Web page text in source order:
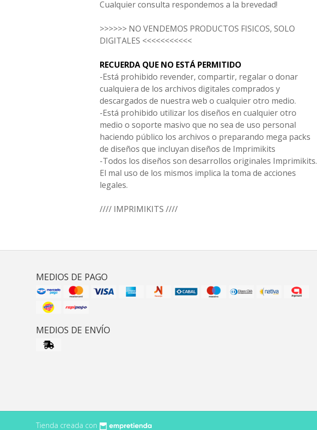
Cualquier consulta respondemos a la brevedad!
>>>>>> NO VENDEMOS PRODUCTOS FISICOS, SOLO
DIGITALES <<<<<<<<<<<
RECUERDA QUE NO ESTÁ PERMITIDO
-Está prohibido revender, compartir, regalar o donar
cualquiera de los archivos digitales comprados y
descargados de nuestra web o cualquier otro medio.
-Está prohibido utilizar los diseños en cualquier otro
medio o soporte masivo que no sea de uso personal
haciendo público los archivos o preparando mega packs
de diseños que incluyan diseños de Imprimikits
-Todos los diseños son desarrollos originales Imprimikits.
El mal uso de los mismos implica la toma de acciones
legales.
//// IMPRIMIKITS ////
MEDIOS DE PAGO
MEDIOS DE ENVÍO
Tienda creada con